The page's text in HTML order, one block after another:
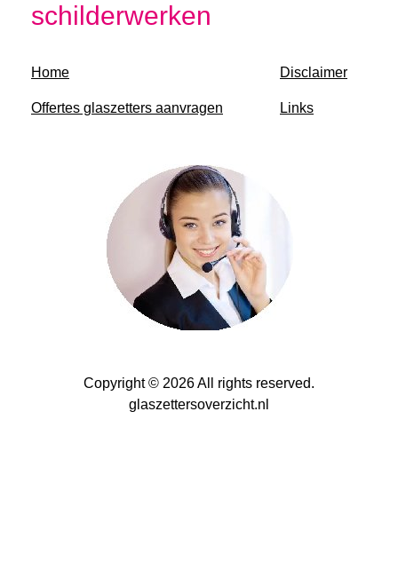
schilderwerken
Home
Offertes glaszetters aanvragen
Disclaimer
Links
Copyright © 2026 All rights reserved.
glaszettersoverzicht.nl